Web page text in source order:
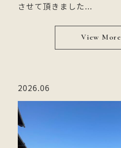
させて頂きました...
View More
2026.06